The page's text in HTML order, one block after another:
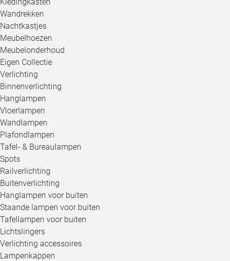
Wandrekken
Nachtkastjes
Meubelhoezen
Meubelonderhoud
Eigen Collectie
Verlichting
Binnenverlichting
Hanglampen
Vloerlampen
Wandlampen
Plafondlampen
Tafel- & Bureaulampen
Spots
Railverlichting
Buitenverlichting
Hanglampen voor buiten
Staande lampen voor buiten
Tafellampen voor buiten
Lichtslingers
Verlichting accessoires
Lampenkappen